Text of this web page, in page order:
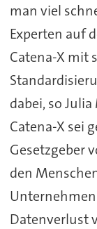
man viel
Experten auf
Catena-X mit
dabei, so
Catena-X sei
Gesetzgeber
den
Datenverlust